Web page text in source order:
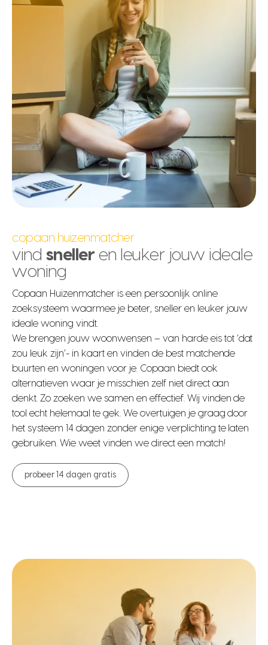
copaan huizenmatcher
vind sneller en leuker jouw ideale
woning
Copaan Huizenmatcher is een persoonlijk online
zoeksysteem waarmee je beter, sneller en leuker jouw
ideale woning vindt.
We brengen jouw woonwensen – van harde eis tot ‘dat
zou leuk zijn’- in kaart en vinden de best matchende
buurten en woningen voor je. Copaan biedt ook
alternatieven waar je misschien zelf niet direct aan
denkt. Zo zoeken we samen en effectief. Wij vinden de
tool echt helemaal te gek. We overtuigen je graag door
het systeem 14 dagen zonder enige verplichting te laten
gebruiken. Wie weet vinden we direct een match!
probeer 14 dagen gratis